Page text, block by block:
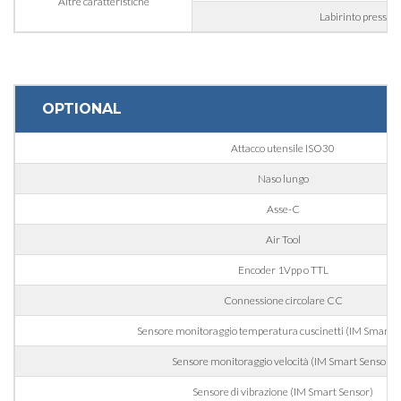
Interesse
Settore d'applicazione
Lavorazione alluminio
Labirinto
OPTIONAL
Attacco utensile ISO30
Naso lungo
Asse-C
Air Tool
Encoder 1Vpp o TTL
Connessione circolare CC
Sensore monitoraggio temperatura cuscinetti (IM Smart
Sensore monitoraggio velocità (IM Smart Sensor)
Sensore di vibrazione (IM Smart Sensor)